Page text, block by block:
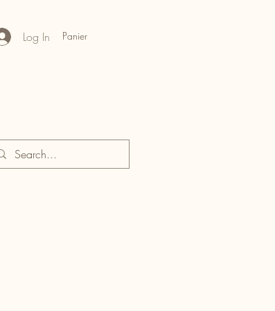
Log In Panier